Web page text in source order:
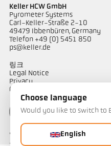
Keller HCW GmbH
Pyrometer Systems
Carl-Keller-Straße 2-10
49479 Ibbenbüren, Germany
Telefon +49 (0) 5451 850
ps@keller.de
링크
Legal Notice
Privacy
GTC
연락하다
온도 측정 솔루션에 대해 궁금한
Choose language
Would you like to switch to
English